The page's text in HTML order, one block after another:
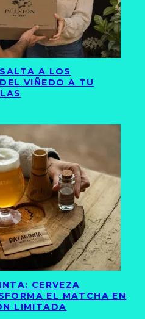
A LOS
VIÑEDO A TU
CERVEZA
EL MATCHA EN
LIMITADA